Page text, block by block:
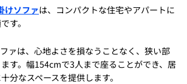
けソファは、コンパクトな住宅やアパートに
す。
ァは、心地よさを損なうことなく、狭い部
す。幅154cmで3人まで座ることができ、居
分なスペースを提供します。